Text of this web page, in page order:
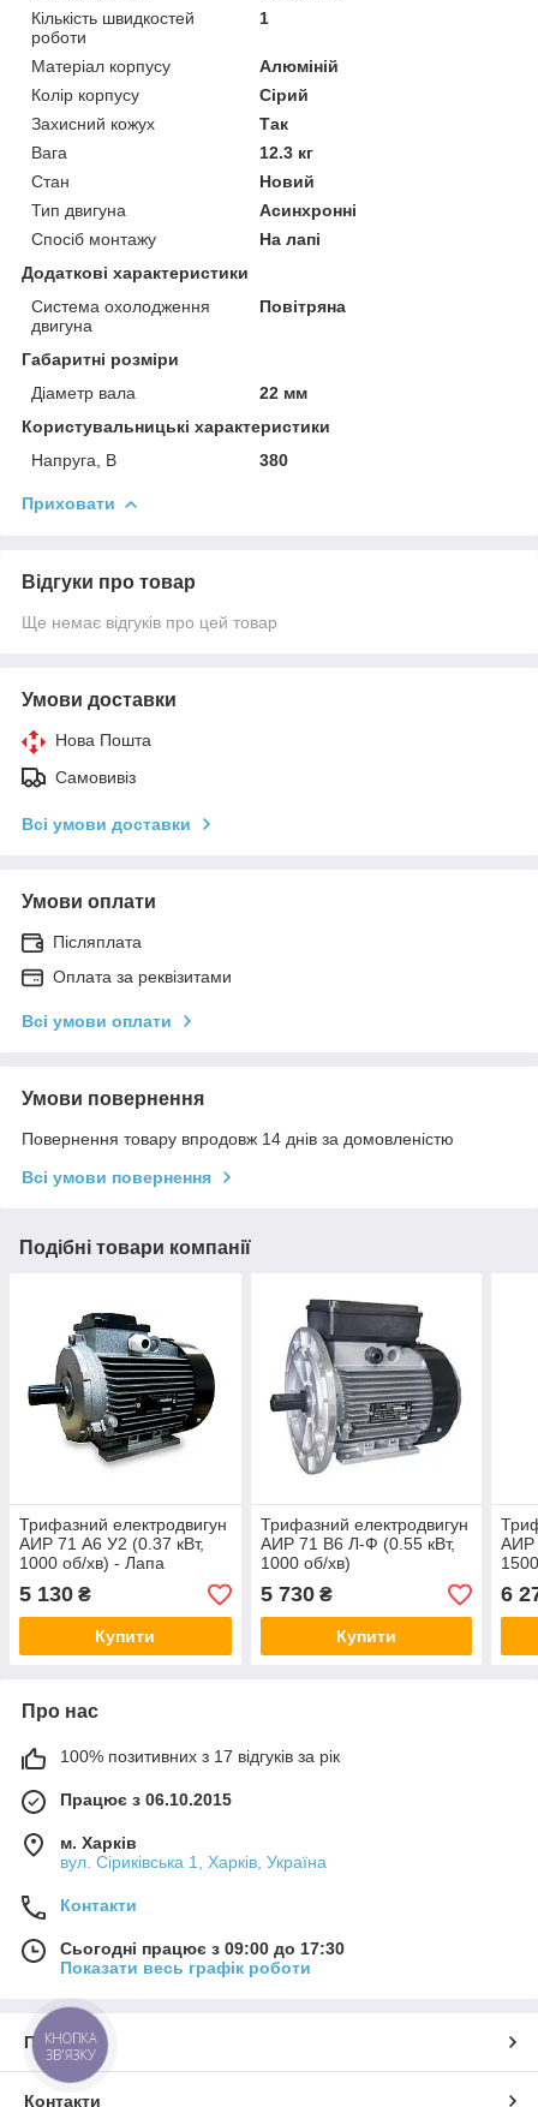
Кількість швидкостей
роботи
1
Матеріал корпусу
Алюміній
Колір корпусу
Сірий
Захисний кожух
Так
Вага
12.3 кг
Стан
Новий
Тип двигуна
Асинхронні
Спосіб монтажу
На лапі
Додаткові характеристики
Система охолодження
двигуна
Повітряна
Габаритні розміри
Діаметр вала
22 мм
Користувальницькі характеристики
Напруга, В
380
Приховати
Відгуки про товар
Ще немає відгуків про цей товар
Умови доставки
Нова Пошта
Самовивіз
Всі умови доставки
Умови оплати
Післяплата
Оплата за реквізитами
Всі умови оплати
Умови повернення
Повернення товару впродовж 14 днів за домовленістю
Всі умови повернення
Подібні товари компанії
Трифазний електродвигун
АИР 71 А6 У2 (0.37 кВт,
1000 об/хв) - Лапа
5 130 ₴
Купити
Трифазний електродвигун
АИР 71 В6 Л-Ф (0.55 кВт,
1000 об/хв)
5 730₴
Купити
АИР
6
Про нас
100% позитивних з 17 відгуків за рік
Працює з 06.10.2015
м. Харків
вул. Сіриківська 1, Харків, Україна
Контакти
Сьогодні працює з 09:00 до 17:30
Показати весь графік роботи
Про нас
Контакти
КНОПКА
ЗВ'ЯЗКУ